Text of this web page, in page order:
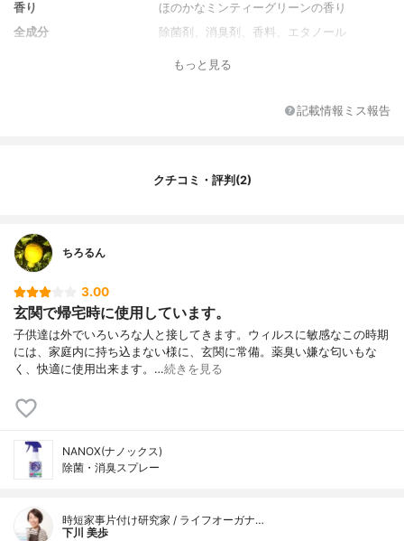
香り
ほのかなミンティーグリーンの香り
全成分
除菌剤、消臭剤、香料、エタノール
もっと見る
記載情報ミス報告
クチコミ・評判(2)
ちろるん
3.00
玄関で帰宅時に使用しています。
子供達は外でいろいろな人と接してきます。ウィルスに敏感なこの時期
には、家庭内に持ち込まない様に、玄関に常備。薬臭い嫌な匂いもな
く、快適に使用出来ます。…続きを見る
NANOX(ナノックス)
除菌・消臭スプレー
時短家事片付け研究家 / ライフオーガナ…
下川 美歩